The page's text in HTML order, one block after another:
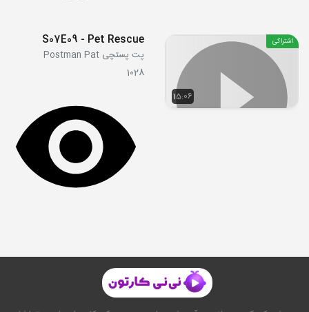
15:06
اشتراکی S07E09 - Pet Rescue
پت پستچی Postman Pat
1028